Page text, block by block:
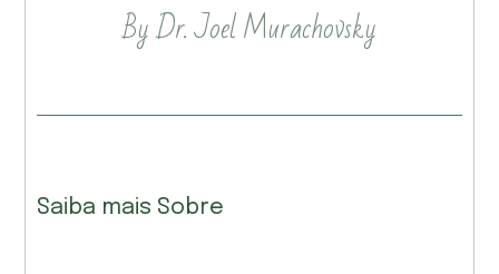
By Dr. Joel Murachovsky
Saiba mais Sobre